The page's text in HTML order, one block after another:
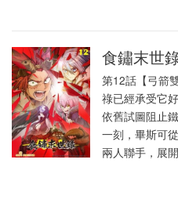
食鏽末世
第12話【弓箭
祿已經承受它
依舊試圖阻止
一刻，畢斯可
兩人聯手，展